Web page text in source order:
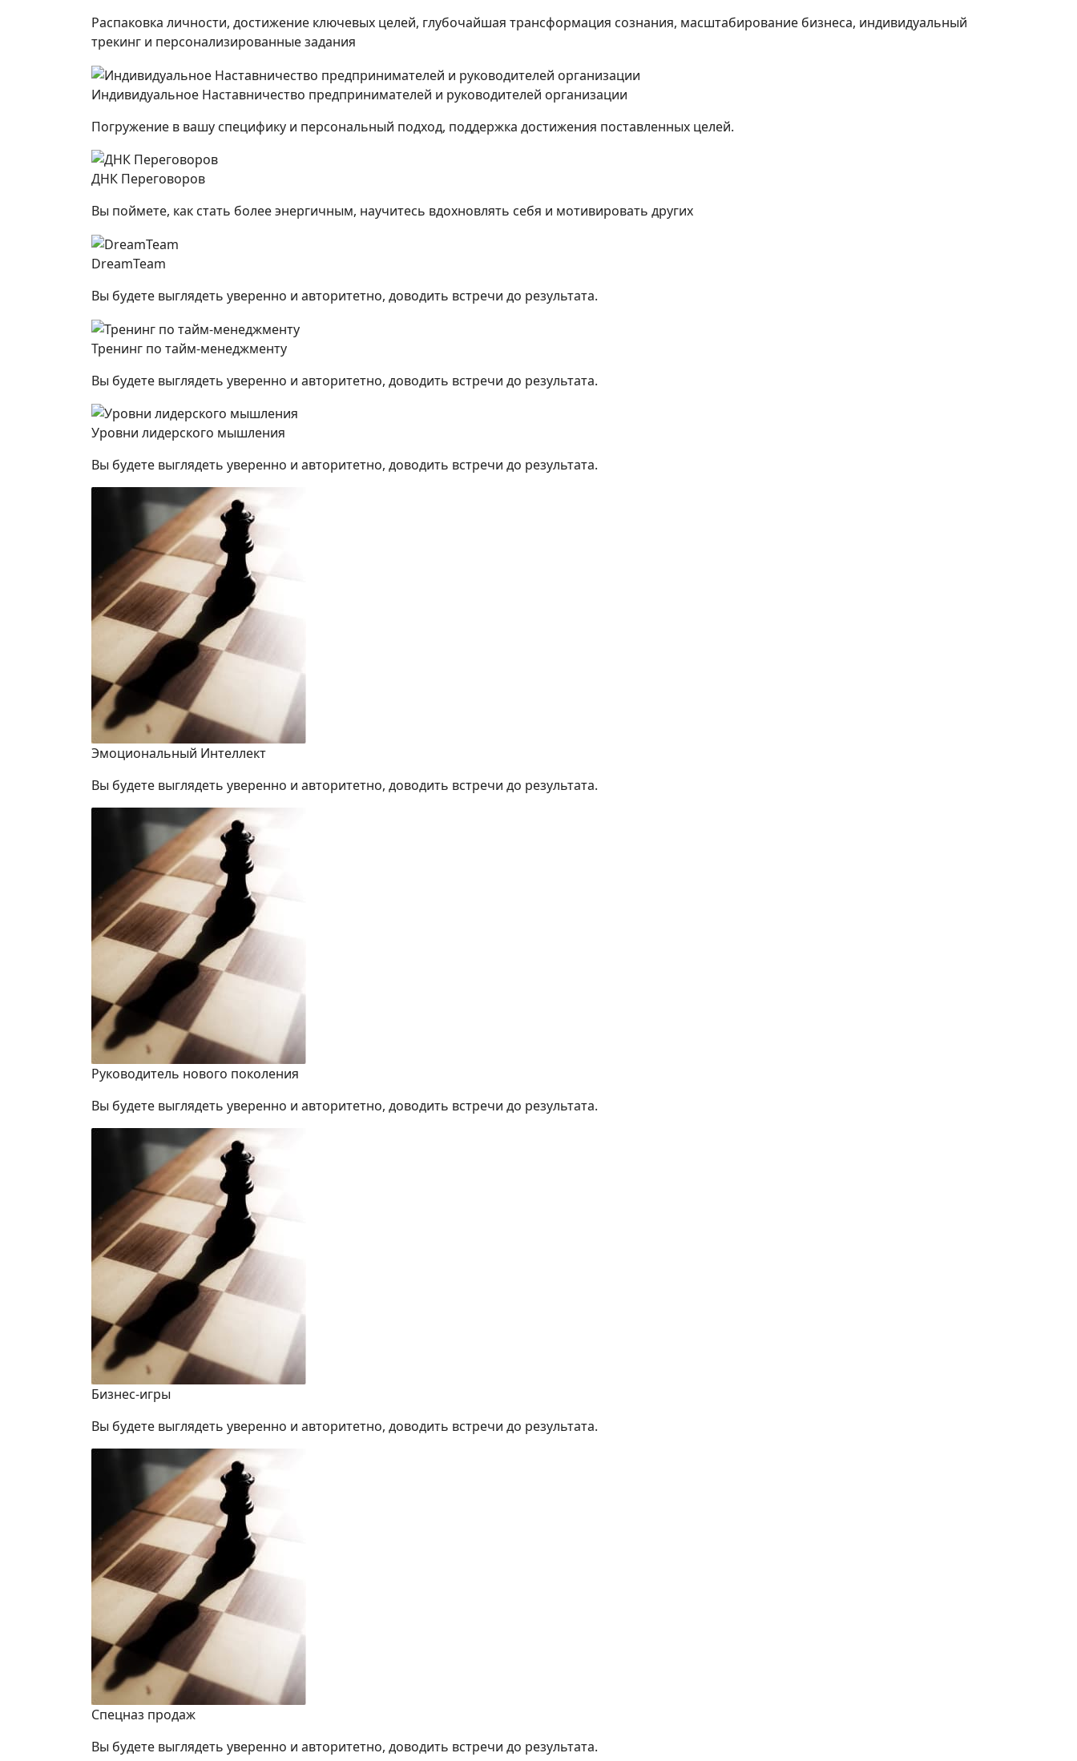
Распаковка личности, достижение ключевых целей, глубочайшая трансформация сознания, масштабирование бизнеса, индивидуальный
трекинг и персонализированные задания
Индивидуальное Наставничество предпринимателей и руководителей организации
Погружение в вашу специфику и персональный подход, поддержка достижения поставленных целей.
ДНК Переговоров
Вы поймете, как стать более энергичным, научитесь вдохновлять себя и мотивировать других
DreamTeam
Вы будете выглядеть уверенно и авторитетно, доводить встречи до результата.
Тренинг по тайм-менеджменту
Вы будете выглядеть уверенно и авторитетно, доводить встречи до результата.
Уровни лидерского мышления
Вы будете выглядеть уверенно и авторитетно, доводить встречи до результата.
Эмоциональный Интеллект
Вы будете выглядеть уверенно и авторитетно, доводить встречи до результата.
Руководитель нового поколения
Вы будете выглядеть уверенно и авторитетно, доводить встречи до результата.
Бизнес-игры
Вы будете выглядеть уверенно и авторитетно, доводить встречи до результата.
Спецназ продаж
Вы будете выглядеть уверенно и авторитетно, доводить встречи до результата.